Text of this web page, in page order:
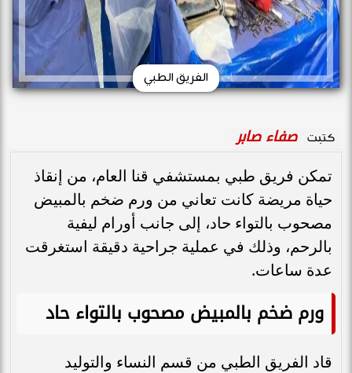
الفريق الطبي
كتبت صفاء صابر
تمكن فريق طبي بمستشفي قنا العام، من إنقاذ
حياة مريضة كانت تعاني من ورم ضخم بالمبيض
مصحوب بالتواء حاد، إلى جانب أورام ليفية
بالرحم، وذلك في عملية جراحية دقيقة استغرقت
عدة ساعات.
ورم ضخم بالمبيض مصحوب بالتواء حاد
قاد الفريق الطبي من قسم النساء والتوليد